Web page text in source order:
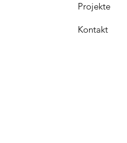
Projekte
Kontakt